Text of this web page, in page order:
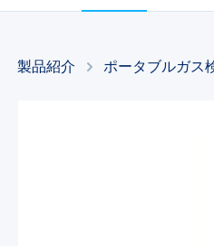
製品紹介 ポータブルガス